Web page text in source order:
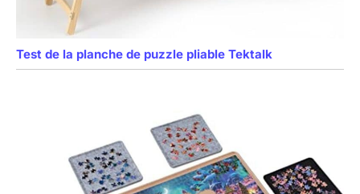
Test de la planche de puzzle pliable Tektalk